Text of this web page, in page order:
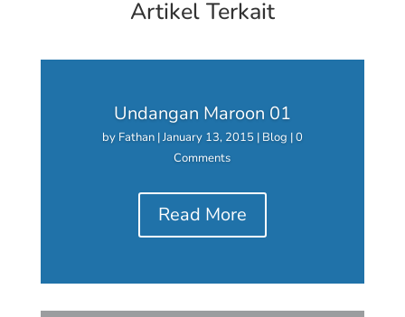
Artikel Terkait
Undangan Maroon 01
by Fathan|January 13, 2015| Blog | 0
Comments
Read More